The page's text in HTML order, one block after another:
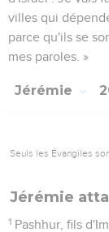
villes qui
parce qu'ils se
mes paroles. »
Jérémie
Seuls les Évangiles
Jérémie
1 Pashhur, fils